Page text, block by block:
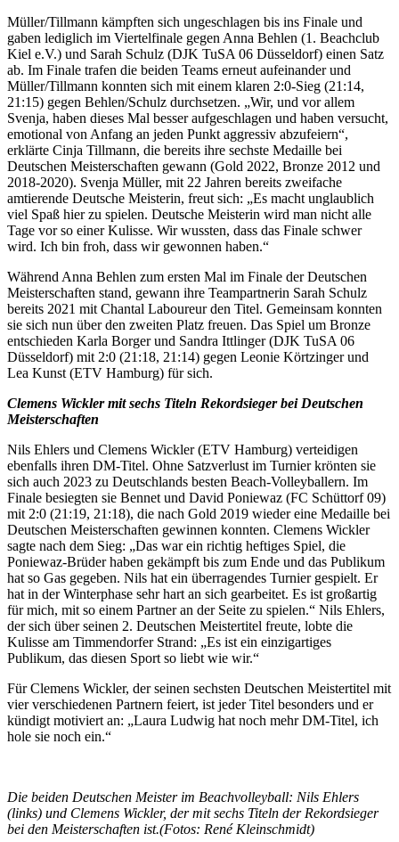
Müller/Tillmann kämpften sich ungeschlagen bis ins Finale und
gaben lediglich im Viertelfinale gegen Anna Behlen (1. Beachclub
Kiel e.V.) und Sarah Schulz (DJK TuSA 06 Düsseldorf) einen Satz
ab. Im Finale trafen die beiden Teams erneut aufeinander und
Müller/Tillmann konnten sich mit einem klaren 2:0-Sieg (21:14,
21:15) gegen Behlen/Schulz durchsetzen. „Wir, und vor allem
Svenja, haben dieses Mal besser aufgeschlagen und haben versucht,
emotional von Anfang an jeden Punkt aggressiv abzufeiern“,
erklärte Cinja Tillmann, die bereits ihre sechste Medaille bei
Deutschen Meisterschaften gewann (Gold 2022, Bronze 2012 und
2018-2020). Svenja Müller, mit 22 Jahren bereits zweifache
amtierende Deutsche Meisterin, freut sich: „Es macht unglaublich
viel Spaß hier zu spielen. Deutsche Meisterin wird man nicht alle
Tage vor so einer Kulisse. Wir wussten, dass das Finale schwer
wird. Ich bin froh, dass wir gewonnen haben.“
Während Anna Behlen zum ersten Mal im Finale der Deutschen
Meisterschaften stand, gewann ihre Teampartnerin Sarah Schulz
bereits 2021 mit Chantal Laboureur den Titel. Gemeinsam konnten
sie sich nun über den zweiten Platz freuen. Das Spiel um Bronze
entschieden Karla Borger und Sandra Ittlinger (DJK TuSA 06
Düsseldorf) mit 2:0 (21:18, 21:14) gegen Leonie Körtzinger und
Lea Kunst (ETV Hamburg) für sich.
Clemens Wickler mit sechs Titeln Rekordsieger bei Deutschen
Meisterschaften
Nils Ehlers und Clemens Wickler (ETV Hamburg) verteidigen
ebenfalls ihren DM-Titel. Ohne Satzverlust im Turnier krönten sie
sich auch 2023 zu Deutschlands besten Beach-Volleyballern. Im
Finale besiegten sie Bennet und David Poniewaz (FC Schüttorf 09)
mit 2:0 (21:19, 21:18), die nach Gold 2019 wieder eine Medaille bei
Deutschen Meisterschaften gewinnen konnten. Clemens Wickler
sagte nach dem Sieg: „Das war ein richtig heftiges Spiel, die
Poniewaz-Brüder haben gekämpft bis zum Ende und das Publikum
hat so Gas gegeben. Nils hat ein überragendes Turnier gespielt. Er
hat in der Winterphase sehr hart an sich gearbeitet. Es ist großartig
für mich, mit so einem Partner an der Seite zu spielen.“ Nils Ehlers,
der sich über seinen 2. Deutschen Meistertitel freute, lobte die
Kulisse am Timmendorfer Strand: „Es ist ein einzigartiges
Publikum, das diesen Sport so liebt wie wir.“
Für Clemens Wickler, der seinen sechsten Deutschen Meistertitel mit
vier verschiedenen Partnern feiert, ist jeder Titel besonders und er
kündigt motiviert an: „Laura Ludwig hat noch mehr DM-Titel, ich
hole sie noch ein.“
Die beiden Deutschen Meister im Beachvolleyball: Nils Ehlers
(links) und Clemens Wickler, der mit sechs Titeln der Rekordsieger
bei den Meisterschaften ist.(Fotos: René Kleinschmidt)